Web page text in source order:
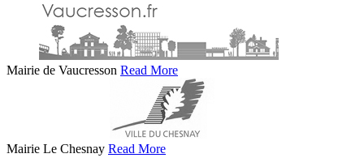
Mairie de Vaucresson Read More
Mairie Le Chesnay Read More